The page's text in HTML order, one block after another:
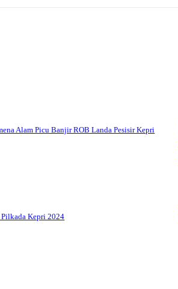
Alam Picu Banjir ROB Landa Pesisir Kepri
Kepri 2024